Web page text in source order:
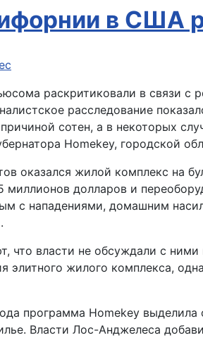
в США
раскритиковали в связи
расследование
сотен, а в некоторых
Homekey, городской
оказался жилой комплекс на
долларов и
с нападениями, домашним
что власти не обсуждали с
элитного жилого комплекса,
программа Homekey
Власти Лос-Анджелеса